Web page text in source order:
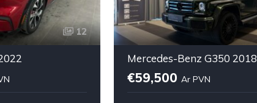
12
Mercedes-Benz G350 2018
€59,500 Ar PVN